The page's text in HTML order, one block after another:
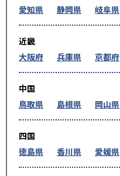
愛知県
静岡県 岐阜県
近畿
大阪府
兵庫県 京都府
中国
鳥取県
島根県 岡山県
四国
徳島県
香川県 愛媛県